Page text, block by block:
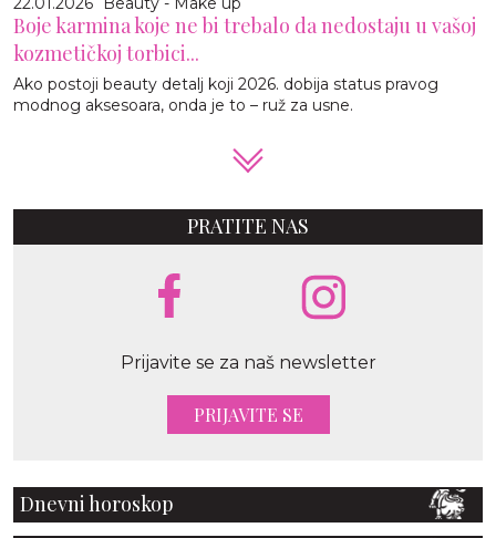
Boje karmina koje ne bi trebalo da nedostaju u vašoj
kozmetičkoj torbici...
Ako postoji beauty detalj koji 2026. dobija status pravog
modnog aksesoara, onda je to – ruž za usne.
PRATITE NAS
Prijavite se za naš newsletter
PRIJAVITE SE
Dnevni horoskop